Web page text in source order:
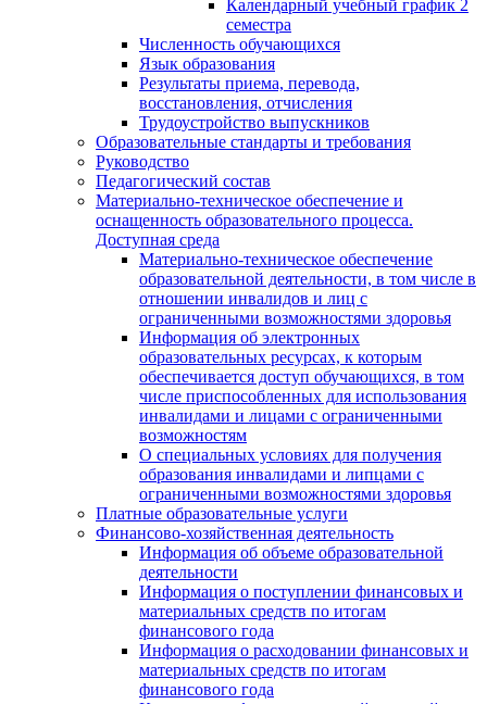
Календарный учебный график 2
семестра
Численность обучающихся
Язык образования
Результаты приема, перевода,
восстановления, отчисления
Трудоустройство выпускников
Образовательные стандарты и требования
Руководство
Педагогический состав
Материально-техническое обеспечение и
оснащенность образовательного процесса.
Доступная среда
Материально-техническое обеспечение
образовательной деятельности, в том числе в
отношении инвалидов и лиц с
ограниченными возможностями здоровья
Информация об электронных
образовательных ресурсах, к которым
обеспечивается доступ обучающихся, в том
числе приспособленных для использования
инвалидами и лицами с ограниченными
возможностям
О специальных условиях для получения
образования инвалидами и липцами с
ограниченными возможностями здоровья
Платные образовательные услуги
Финансово-хозяйственная деятельность
Информация об объеме образовательной
деятельности
Информация о поступлении финансовых и
материальных средств по итогам
финансового года
Информация о расходовании финансовых и
материальных средств по итогам
финансового года